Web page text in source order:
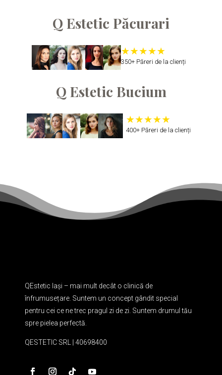
Q Estetic Păcurari
350+ Păreri de la clienți
Q Estetic Bucium
400+ Păreri de la clienți
QEstetic Iași – mai mult decât o clinică de
înfrumusețare. Suntem un concept gândit special
pentru cei ce ne trec pragul zi de zi. Suntem drumul tău
spre pielea perfectă.
QESTETIC SRL | 40698400